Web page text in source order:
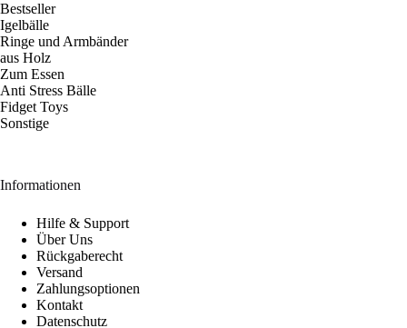
Bestseller
Igelbälle
Ringe und Armbänder
aus Holz
Zum Essen
Anti Stress Bälle
Fidget Toys
Sonstige
Informationen
Hilfe & Support
Über Uns
Rückgaberecht
Versand
Zahlungsoptionen
Kontakt
Datenschutz